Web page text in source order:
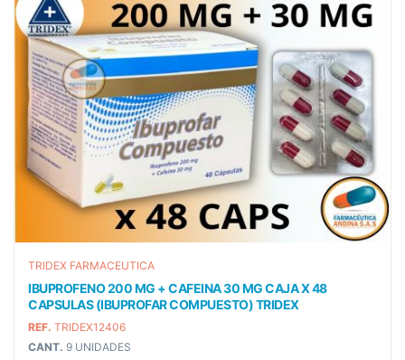
TRIDEX FARMACEUTICA
IBUPROFENO 200 MG + CAFEINA 30 MG CAJA X 48
CAPSULAS (IBUPROFAR COMPUESTO) TRIDEX
REF. TRIDEX12406
CANT. 9 UNIDADES